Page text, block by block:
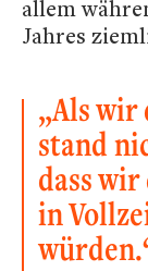
allem
Jahres
„Als wir
stand
dass
in